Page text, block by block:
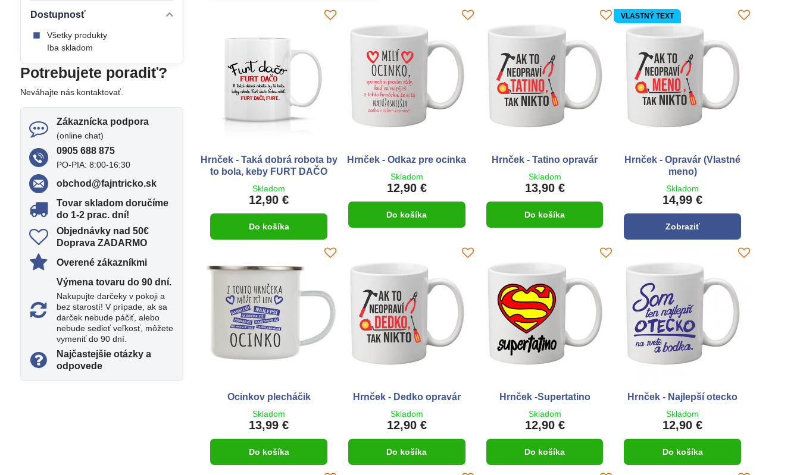
Hrnček - Taká dobrá robota by
to bola, keby FURT DAČO
Skladom
12,90 €
Do košíka
Hrnček - Odkaz pre ocinka
Skladom
12,90 €
Do košíka
Hrnček - Tatino opravár
Skladom
13,90 €
Do košíka
VLASTNÝ TEXT
Hrnček - Opravár (Vlastné
meno)
Skladom
14,99 €
Zobraziť
Ocinkov plecháčik
Skladom
13,99 €
Do košíka
Hrnček - Dedko opravár
Skladom
12,90 €
Do košíka
Hrnček -Supertatino
Skladom
12,90 €
Do košíka
Hrnček - Najlepší otecko
Skladom
12,90 €
Do košíka
Dostupnosť
Všetky produkty
Iba skladom
Potrebujete poradiť?
Neváhajte nás kontaktovať.
Zákaznícka podpora
(online chat)
0905 688 875
PO-PIA: 8:00-16:30
obchod​@fajntricko​.sk
Tovar skladom doručíme
do 1-2 prac​. dní!
Objednávky nad 50€
Doprava ZADARMO
Overené zákazníkmi
Výmena tovaru do 90 dní​.
Nakupujte darčeky v pokoji a
bez starostí! V prípade, ak sa
darček nebude páčiť, alebo
nebude sedieť veľkosť, môžete
vymeniť do 90 dní.
Najčastejšie otázky a
odpovede